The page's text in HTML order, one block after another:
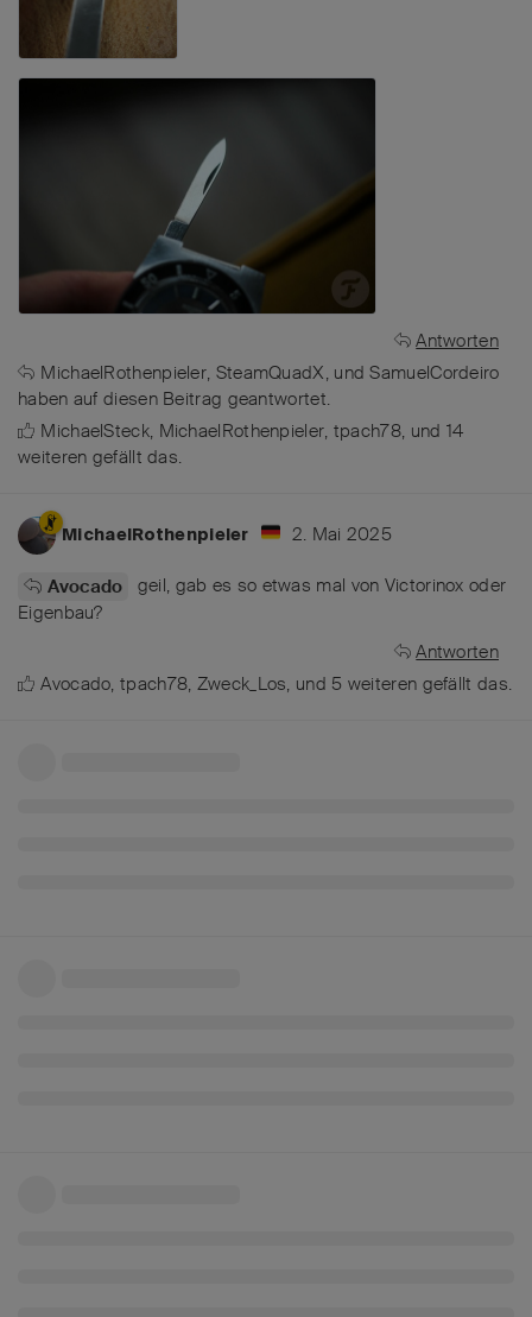
Antworten
MichaelRothenpieler, SteamQuadX, undSamuelCordeiro
haben auf diesen Beitrag geantwortet.
MichaelSteck, MichaelRothenpieler, tpach78, und 14
weiteren gefällt das.
MichaelRothenpieler 2. Mai 2025
Avocado
geil, gab es so etwas mal von Victorinox oder
Eigenbau?
Antworten
Avocado,tpach78, Zweck_Los, und 5 weiteren gefällt das.